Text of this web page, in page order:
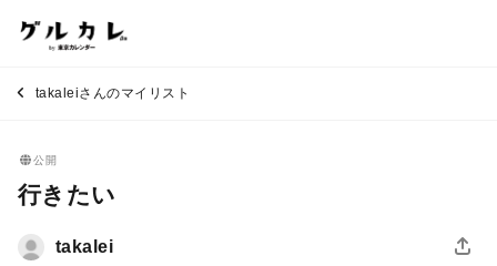
takaleiさんのマイリスト
公開
行きたい
takalei